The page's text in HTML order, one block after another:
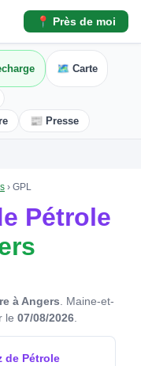
📍 Près de moi
🗺️ Carte
📰 Presse
› GPL
Pétrole
à Angers. Maine-et-
le 07/08/2026.
de Pétrole